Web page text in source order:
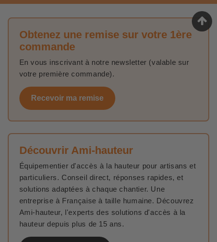
Obtenez une remise sur votre 1ère
commande
En vous inscrivant à notre newsletter (valable sur
votre première commande).
Recevoir ma remise
Découvrir Ami-hauteur
Équipementier d'accès à la hauteur pour artisans et
particuliers. Conseil direct, réponses rapides, et
solutions adaptées à chaque chantier. Une
entreprise à Française à taille humaine. Découvrez
Ami-hauteur, l'experts des solutions d'accès à la
hauteur depuis plus de 15 ans.